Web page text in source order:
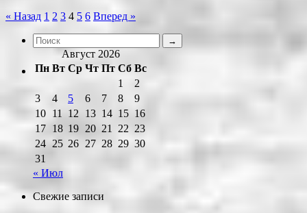
Пагинация
записей
« Назад 1 2 3 4 5 6 Вперед »
Август 2026
Пн Вт Ср Чт Пт Сб Вс
1
2
3
4 5 6 7 8
9
10 11 12 13 14 15 16
17 18 19 20 21 22 23
24 25 26 27 28 29 30
31
« Июл
Свежие записи